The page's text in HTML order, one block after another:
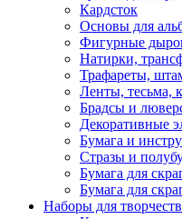
Кардсток
Основы для
Фигурные
Натирки,
Трафареты,
Ленты, тесьма,
Брадсы и
Декоративные
Бумага и
Стразы и
Бумага для
Бумага для
Наборы для